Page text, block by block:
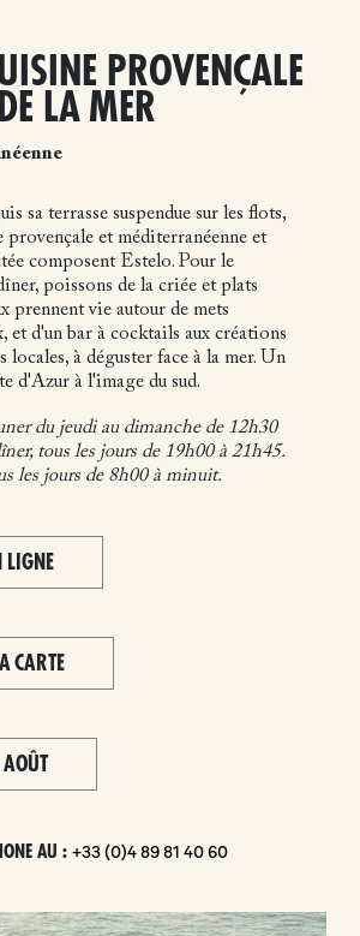
PROVENÇALE
LA MER
sa terrasse suspendue sur les flots,
provençale et méditerranéenne et
composent Estelo. Pour le
poissons de la criée et plats
prennent vie autour de mets
et d'un bar à cocktails aux créations
locales, à déguster face à la mer. Un
d'Azur à l'image du sud.
du jeudi au dimanche de 12h30
tous les jours de 19h00 à 21h45.
les jours de 8h00 à minuit.
LIGNE
CARTE
AU : +33 (0)4 89 81 40 60